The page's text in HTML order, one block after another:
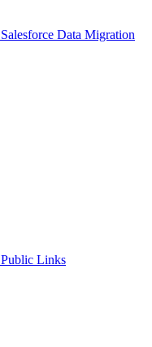
Salesforce Data Migration
Public Links